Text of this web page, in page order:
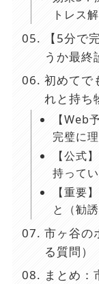
トレス
【5分で
うか最終
初めてで
れと持ち
【Web
完璧に理
【公式
持って
【重要
と（勧
市ヶ谷の
る質問）
まとめ：